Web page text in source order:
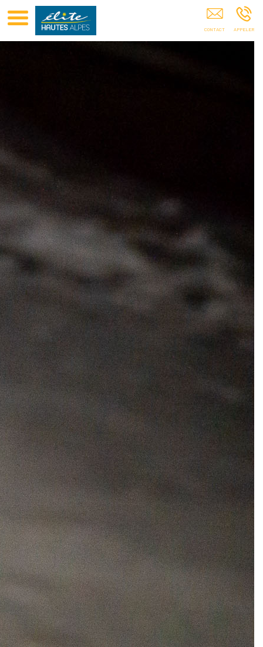
Club Elite Hautes-Alpes Sponsoring De Sportifs GAP